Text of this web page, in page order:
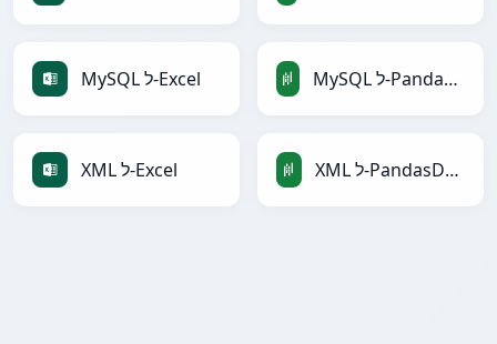
MySQL ל-Excel MySQL ל-PandasDataFrame
XML ל-Excel XML ל-PandasDataFrame